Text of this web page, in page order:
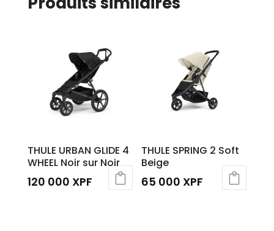
THULE URBAN GLIDE 4
WHEEL Noir sur Noir
120 000 XPF
THULE SPRING 2 Soft
Beige
65 000 XPF